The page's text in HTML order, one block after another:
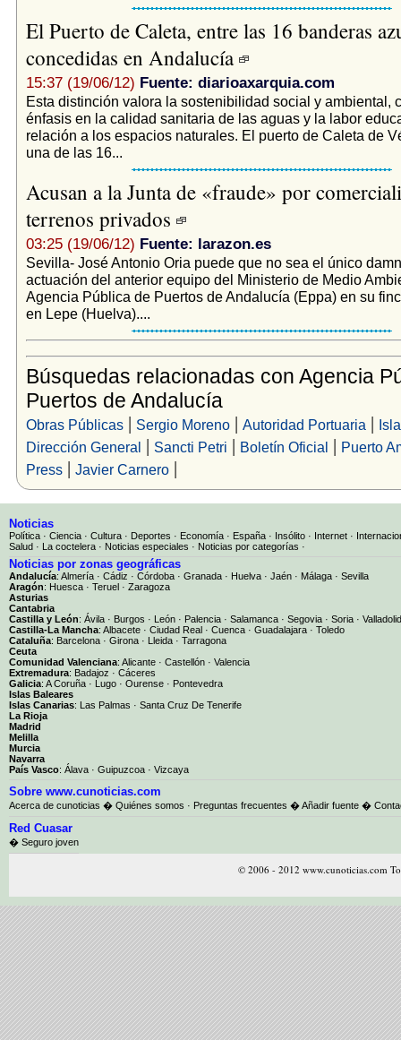
El Puerto de Caleta, entre las 16 banderas
concedidas en Andalucía
15:37 (19/06/12) Fuente: diarioaxarquia.com
Esta distinción valora la sostenibilidad social y ambiental,
énfasis en la calidad sanitaria de las aguas y la labor
relación a los espacios naturales. El puerto de Caleta de
una de las 16...
Acusan a la Junta de «fraude» por
terrenos privados
03:25 (19/06/12) Fuente: larazon.es
Sevilla- José Antonio Oria puede que no sea el único
actuación del anterior equipo del Ministerio de Medio
Agencia Pública de Puertos de Andalucía (Eppa) en su
en Lepe (Huelva)....
Búsquedas relacionadas con Agencia
Puertos de Andalucía
Obras Públicas| Sergio Moreno| Autoridad Portuaria |
Dirección General | Sancti Petri | Boletín Oficial | Puerto
Press| Javier Carnero|
Noticias
Política · Ciencia · Cultura · Deportes · Economía · España · Insólito · Internet ·
Salud · La coctelera · Noticias especiales · Noticias por categorías ·
Noticias por zonas geográficas
Andalucía: Almería · Cádiz · Córdoba · Granada · Huelva · Jaén · Málaga · Sevilla
Aragón: Huesca · Teruel · Zaragoza
Asturias
Cantabria
Castilla y León: Ávila · Burgos · León · Palencia · Salamanca · Segovia · Soria · Valladolid
Castilla-La Mancha: Albacete · Ciudad Real · Cuenca · Guadalajara · Toledo
Cataluña: Barcelona · Girona · Lleida · Tarragona
Ceuta
Comunidad Valenciana: Alicante · Castellón · Valencia
Extremadura: Badajoz · Cáceres
Galicia: A Coruña · Lugo · Ourense · Pontevedra
Islas Baleares
Islas Canarias: Las Palmas · Santa Cruz De Tenerife
La Rioja
Madrid
Melilla
Murcia
Navarra
País Vasco: Álava · Guipuzcoa · Vizcaya
Sobre www.cunoticias.com
Acerca de cunoticias � Quiénes somos · Preguntas frecuentes �Añadir fuente �
Red Cuasar
� Seguro joven
© 2006 - 2012 www.cunoticias.com